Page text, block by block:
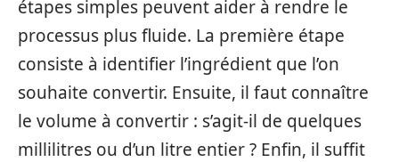
étapes simples peuvent aider à rendre le
processus plus fluide. La première étape
consiste à identifier l’ingrédient que l’on
souhaite convertir. Ensuite, il faut connaître
le volume à convertir : s’agit-il de quelques
millilitres ou d’un litre entier ? Enfin, il suffit